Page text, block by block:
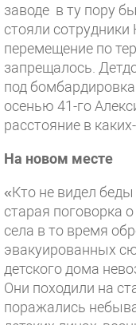
заводе в ту пору
стояли
перемещение по
запрещалось.
под
осенью 41-го
расстояние в
На новом месте
«Кто не видел
старая поговорка
села в то время
эвакуированных
детского дома
Они походили на
поражались